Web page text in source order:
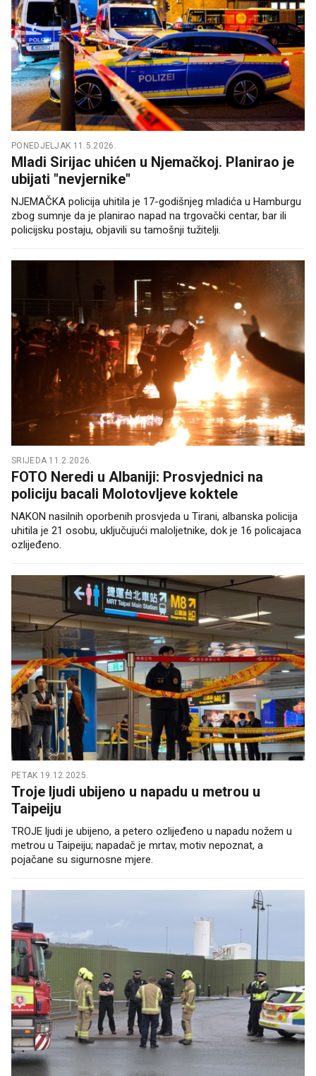
PONEDJELJAK 11.5.2026.
Mladi Sirijac uhićen u Njemačkoj. Planirao je
ubijati "nevjernike"
NJEMAČKA policija uhitila je 17-godišnjeg mladića u Hamburgu
zbog sumnje da je planirao napad na trgovački centar, bar ili
policijsku postaju, objavili su tamošnji tužitelji.
SRIJEDA 11.2.2026.
FOTO Neredi u Albaniji: Prosvjednici na
policiju bacali Molotovljeve koktele
NAKON nasilnih oporbenih prosvjeda u Tirani, albanska policija
uhitila je 21 osobu, uključujući maloljetnike, dok je 16 policajaca
ozlijeđeno.
PETAK 19.12.2025.
Troje ljudi ubijeno u napadu u metrou u
Taipeiju
TROJE ljudi je ubijeno, a petero ozlijeđeno u napadu nožem u
metrou u Taipeiju; napadač je mrtav, motiv nepoznat, a
pojačane su sigurnosne mjere.